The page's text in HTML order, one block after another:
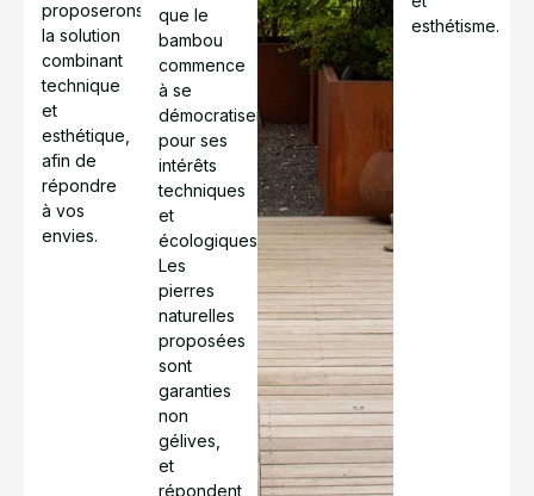
proposerons
la solution
combinant
technique
et
esthétique,
afin de
répondre
à vos
envies.
que le
bambou
commence
à se
démocratiser
pour ses
intérêts
techniques
et
écologiques.
Les
pierres
naturelles
proposées
sont
garanties
non
gélives,
et
répondent
esthétisme.